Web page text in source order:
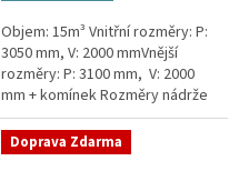
Objem: 15m³ Vnitřní rozměry: P:
3050 mm, V: 2000 mmVnější
rozměry: P: 3100 mm, V: 2000
mm + komínek Rozměry nádrže
možno jakkoliv upravit -
vyrobíme nádrž na míru!Nádrž...
Doprava Zdarma